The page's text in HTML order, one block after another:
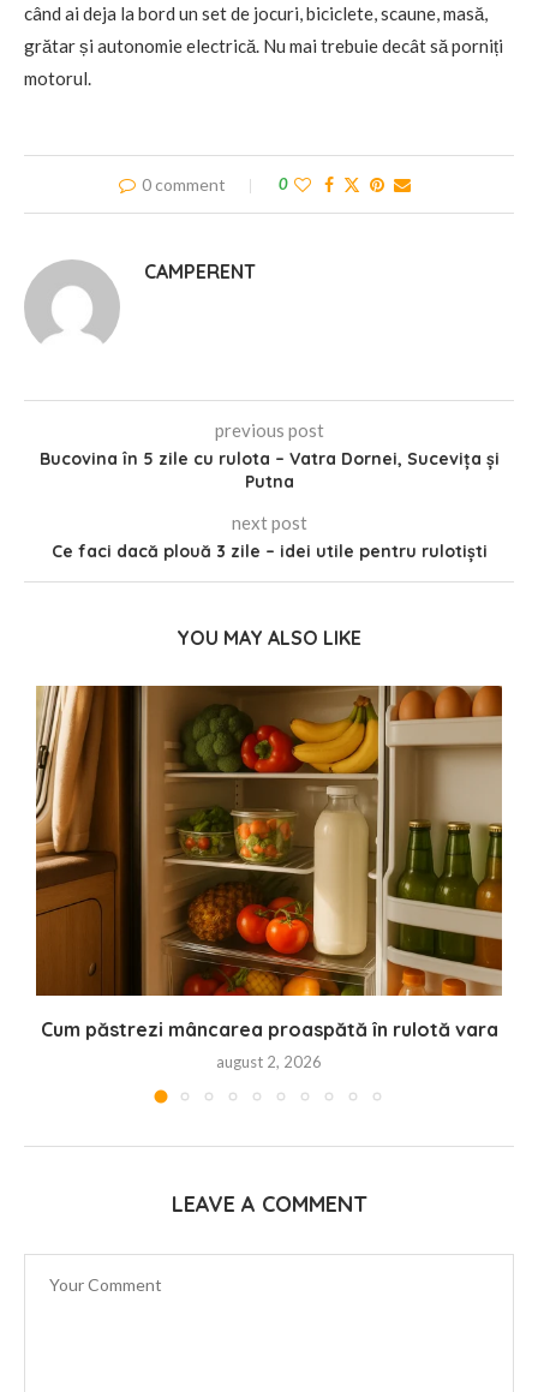
când ai deja la bord un set de jocuri, biciclete, scaune, masă,
grătar și autonomie electrică. Nu mai trebuie decât să porniți
motorul.
0 comment 0
CAMPERENT
previous post
Bucovina în 5 zile cu rulota – Vatra Dornei, Sucevița și
Putna
next post
Ce faci dacă plouă 3 zile – idei utile pentru rulotiști
YOU MAY ALSO LIKE
Cum păstrezi mâncarea proaspătă în rulotă vara
august 2, 2026
LEAVE A COMMENT